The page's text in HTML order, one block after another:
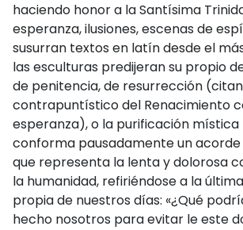
haciendo honor a la Santísima
esperanza, ilusiones, escenas de
susurran textos en latín desde el
las esculturas predijeran su propio
de penitencia, de resurrección
contrapuntístico del Renacimiento
esperanza), o la purificación mística
conforma pausadamente un acorde
que representa la lenta y dolorosa
la humanidad, refiriéndose a la
propia de nuestros días: «¿Qué
hecho nosotros para evitar le este